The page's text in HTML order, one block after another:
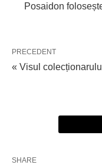
Posaidon
PRECEDENT
« Visul
SHARE